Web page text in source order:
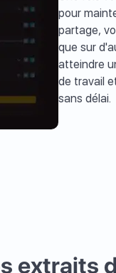
pour
partage,
que sur
atteindre
de travail
sans délai.
extraits